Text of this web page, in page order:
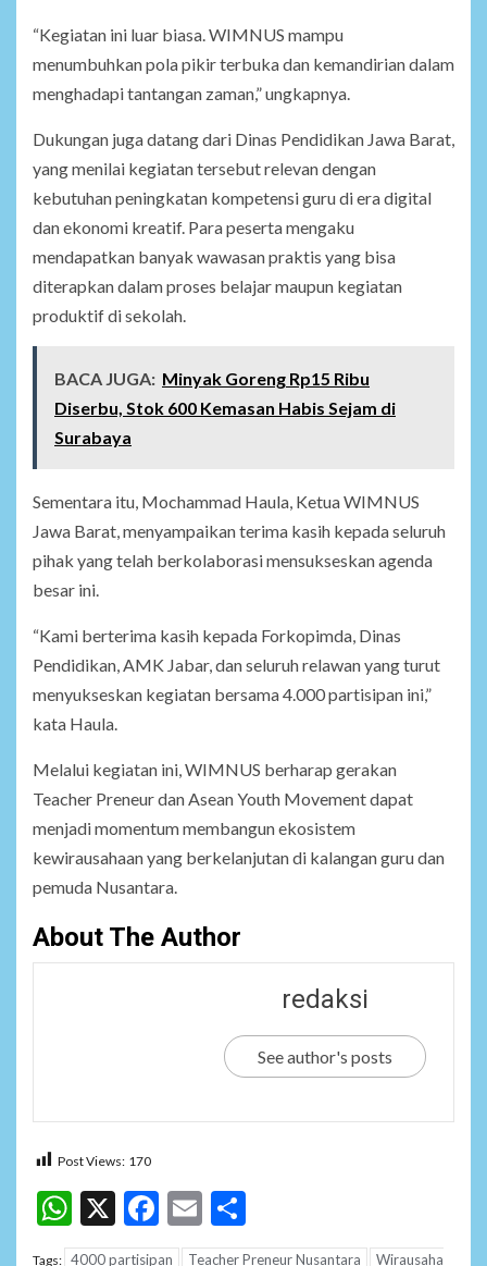
“Kegiatan ini luar biasa. WIMNUS mampu
menumbuhkan pola pikir terbuka dan kemandirian dalam
menghadapi tantangan zaman,” ungkapnya.
Dukungan juga datang dari Dinas Pendidikan Jawa Barat,
yang menilai kegiatan tersebut relevan dengan
kebutuhan peningkatan kompetensi guru di era digital
dan ekonomi kreatif. Para peserta mengaku
mendapatkan banyak wawasan praktis yang bisa
diterapkan dalam proses belajar maupun kegiatan
produktif di sekolah.
BACA JUGA: Minyak Goreng Rp15 Ribu
Diserbu, Stok 600 Kemasan Habis Sejam di
Surabaya
Sementara itu, Mochammad Haula, Ketua WIMNUS
Jawa Barat, menyampaikan terima kasih kepada seluruh
pihak yang telah berkolaborasi mensukseskan agenda
besar ini.
“Kami berterima kasih kepada Forkopimda, Dinas
Pendidikan, AMK Jabar, dan seluruh relawan yang turut
menyukseskan kegiatan bersama 4.000 partisipan ini,”
kata Haula.
Melalui kegiatan ini, WIMNUS berharap gerakan
Teacher Preneur dan Asean Youth Movement dapat
menjadi momentum membangun ekosistem
kewirausahaan yang berkelanjutan di kalangan guru dan
pemuda Nusantara.
About The Author
redaksi
See author's posts
Post Views: 170
WhatsApp
X Facebook
Email
Tags: 4000 partisipan Teacher Preneur Nusantara Wirausaha